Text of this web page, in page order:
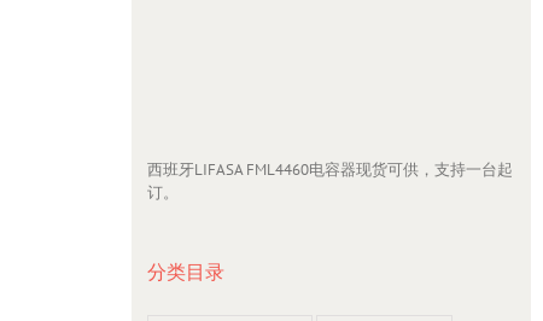
西班牙LIFASA FML4460电容器现货可供，支持一台起
订。
分类目录